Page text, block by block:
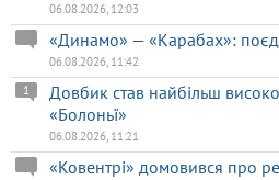
06.08.2026, 12:03
«Динамо» — «Карабах»:
06.08.2026, 11:42
Довбик став найбільш
«Болоньї»
1
06.08.2026, 11:21
«Ковентрі» домовився про